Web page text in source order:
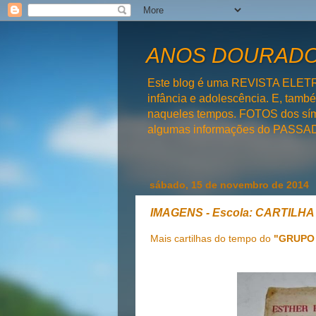
ANOS
Este blog é uma REVISTA
infância e adolescência. E,
naqueles tempos. FOTOS dos
algumas informações do
sábado, 15 de novembro de 2014
IMAGENS - Escola:
Mais cartilhas do tempo do